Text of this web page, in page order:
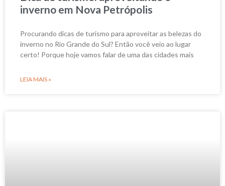
inverno em Nova Petrópolis
Procurando dicas de turismo para aproveitar as belezas do
inverno no Rio Grande do Sul? Então você veio ao lugar
certo! Porque hoje vamos falar de uma das cidades mais
LEIA MAIS »